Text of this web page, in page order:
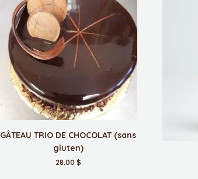
GÂTEAU TRIO DE CHOCOLAT (sans
gluten)
28.00 $